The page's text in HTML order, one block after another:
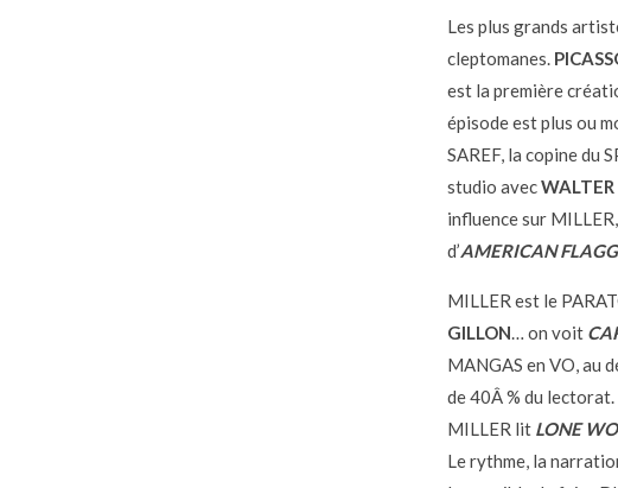
Les plus grands
cleptomanes.
est la première
épisode est plus ou
SAREF, la copine du
studio avecWALTER
influence sur
d’AMERICAN FLAGG
MILLER est le
GILLON… on voit
MANGAS en VO, au
de 40Â % du lectorat.
MILLER lit LONE
Le rythme, la